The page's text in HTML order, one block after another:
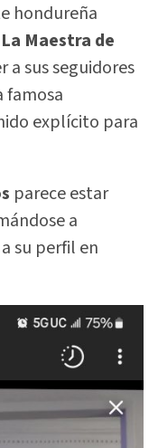
hondureña
Maestra de
a sus seguidores
famosa
explícito para
parece estar
a
su perfil en